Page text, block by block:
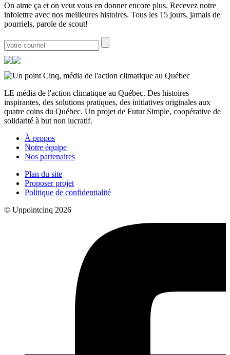
On aime ça et on veut vous en donner encore plus. Recevez notre
infolettre avec nos meilleures histoires. Tous les 15 jours, jamais de
pourriels, parole de scout!
LE média de l'action climatique au Québec. Des histoires
inspirantes, des solutions pratiques, des initiatives originales aux
quatre coins du Québec. Un projet de Futur Simple, coopérative de
solidarité à but non lucratif.
À propos
Notre équipe
Nos partenaires
Plan du site
Proposer projet
Politique de confidentialité
© Unpointcinq 2026